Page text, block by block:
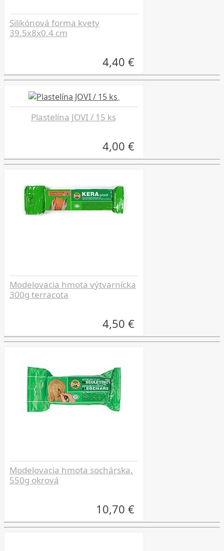
Silikónová forma kvety
39.5x8x0.4 cm
4,40 €
Plastelína JOVI / 15 ks
4,00 €
Modelovacia hmota výtvarnícka
300g terracota
4,50 €
Modelovacia hmota sochárska.
550g okrová
10,70 €